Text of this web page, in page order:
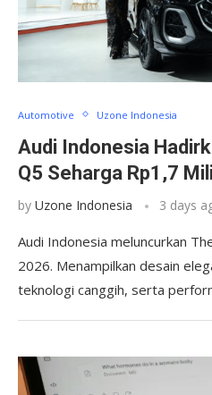
Automotive Uzone Indonesia
Audi Indonesia
Q5 Seharga Rp1,7
by Uzone Indonesia 3 days
Audi Indonesia meluncurkan
2026. Menampilkan desain
teknologi canggih, serta